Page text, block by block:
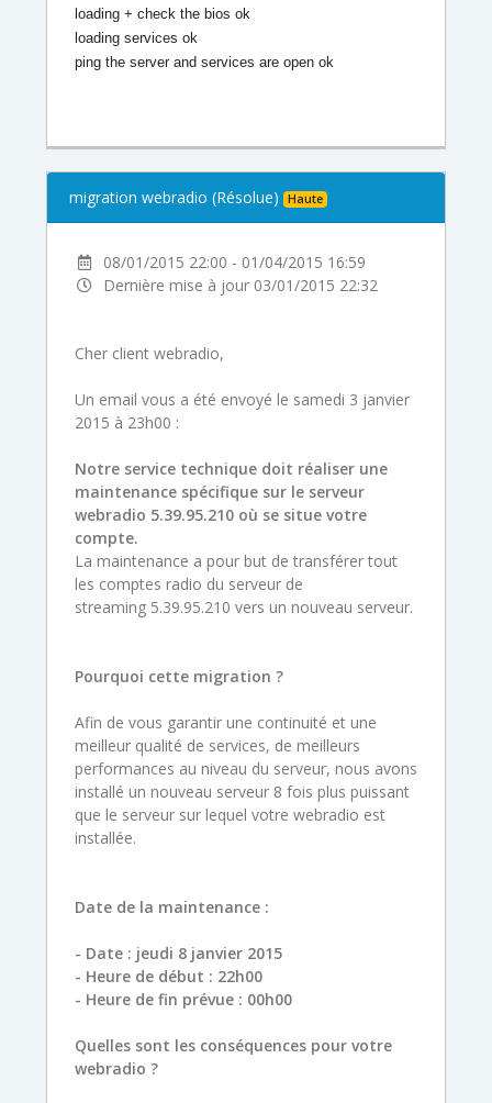
loading + check the bios ok
loading services ok
ping the server and services are open ok
migration webradio (Résolue) Haute
08/01/2015 22:00 - 01/04/2015 16:59
Dernière mise à jour 03/01/2015 22:32
Cher client webradio,
Un email vous a été envoyé le samedi 3 janvier
2015 à 23h00 :
Notre service technique doit réaliser une
maintenance spécifique sur le serveur
webradio 5.39.95.210 où se situe votre
compte.
La maintenance a pour but de transférer tout
les comptes radio du serveur de
streaming 5.39.95.210 vers un nouveau serveur.
Pourquoi cette migration ?
Afin de vous garantir une continuité et une
meilleur qualité de services, de meilleurs
performances au niveau du serveur, nous avons
installé un nouveau serveur 8 fois plus puissant
que le serveur sur lequel votre webradio est
installée.
Date de la maintenance :
- Date : jeudi 8 janvier 2015
- Heure de début : 22h00
- Heure de fin prévue : 00h00
Quelles sont les conséquences pour votre
webradio ?